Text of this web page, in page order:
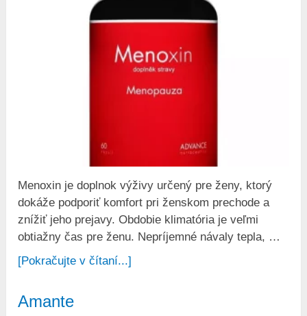
Menoxin je doplnok výživy určený pre ženy, ktorý
dokáže podporiť komfort pri ženskom prechode a
znížiť jeho prejavy. Obdobie klimatória je veľmi
obtiažny čas pre ženu. Nepríjemné návaly tepla, …
[Pokračujte v čítaní...]
Amante